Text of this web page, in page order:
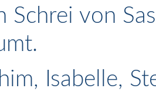
Schrei von
Isabelle,